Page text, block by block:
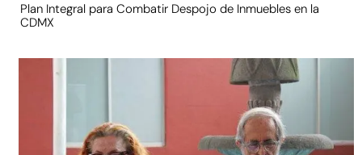
Plan Integral para Combatir Despojo de Inmuebles en la
CDMX